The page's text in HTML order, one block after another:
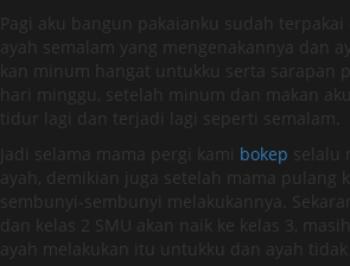
Pagi aku bangun pakaianku sudah terpakai
ayah semalam yang mengenakannya dan
kan minum hangat untukku serta sarapan
hari minggu, setelah minum dan makan
tidur lagi dan terjadi lagi seperti semalam.
Jadi selama mama pergi kami bokep selalu
ayah, demikian juga setelah mama pulang
sembunyi-sembunyi melakukannya.
dan kelas 2 SMU akan naik ke kelas 3,
ayah melakukan itu untukku dan ayah